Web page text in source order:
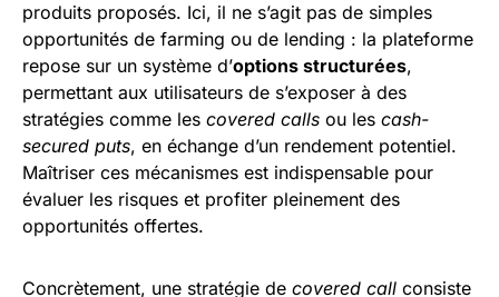
produits proposés. Ici, il ne s’agit pas de simples
opportunités de farming ou de lending : la plateforme
repose sur un système d’options structurées,
permettant aux utilisateurs de s’exposer à des
stratégies comme les covered calls ou les cash-
secured puts, en échange d’un rendement potentiel.
Maîtriser ces mécanismes est indispensable pour
évaluer les risques et profiter pleinement des
opportunités offertes.
Concrètement, une stratégie de covered call consiste